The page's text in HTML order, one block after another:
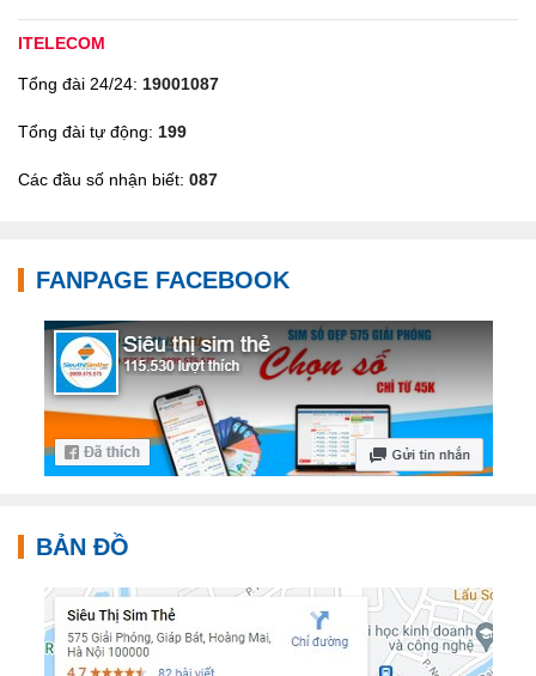
ITELECOM
Tổng đài 24/24: 19001087
Tổng đài tự động: 199
Các đầu số nhận biết: 087
FANPAGE FACEBOOK
BẢN ĐỒ